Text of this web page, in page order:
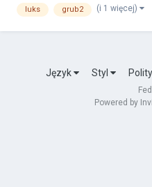
luks grub2 (i 1 więcej)
Język Styl
Powered by